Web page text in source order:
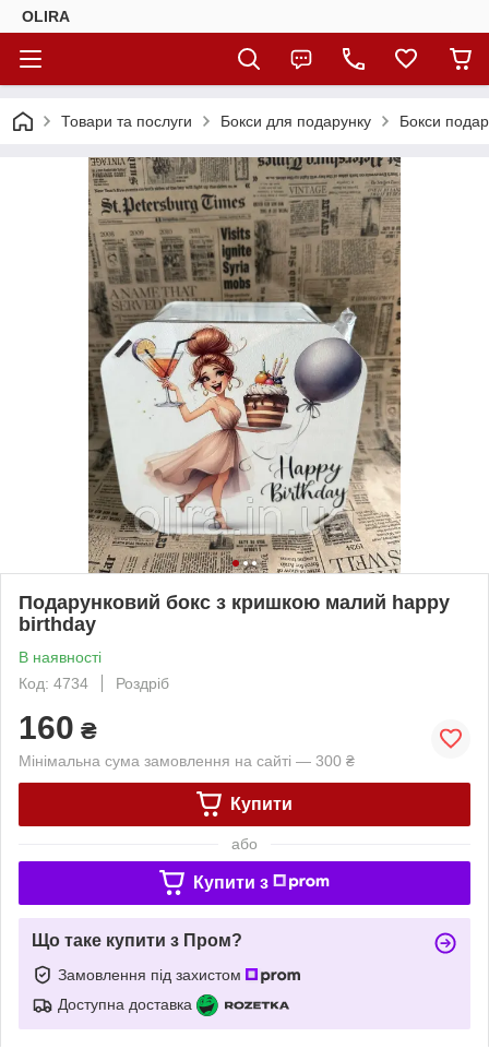
OLIRA
Товари та послуги Бокси для подарунку Бокси
Подарунковий бокс з кришкою малий happy
birthday
В наявності
Код: 4734
Роздріб
160 ₴
Мінімальна сума замовлення на сайті — 300 ₴
Купити
або
Купити з
Що таке купити з Пром?
Замовлення під захистом
Доступна доставка